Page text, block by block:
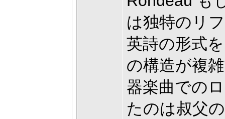
は独特のリ
英詩の形式
の構造が複
器楽曲での
たのは叔父